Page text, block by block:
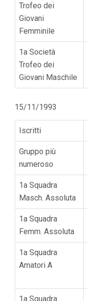
Trofeo dei
Giovani
Femminile
1a Società
Trofeo dei
Giovani Maschile
15/11/1993
Iscritti
Gruppo più
numeroso
1a Squadra
Masch. Assoluta
1a Squadra
Femm. Assoluta
1a Squadra
Amatori A
1a Squadra